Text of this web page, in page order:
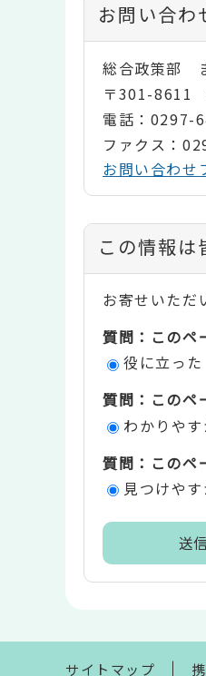
お問い合わ
総合政策部
〒301-8611
電話：0297-
ファクス：
お問い合わせ
コ
ン
テ
ン
評
エ
この情報は
お寄せいただ
質問：このペ
役に立った
質問：このペ
わかりや
質問：このペ
見つけや
ま
サイトマップ